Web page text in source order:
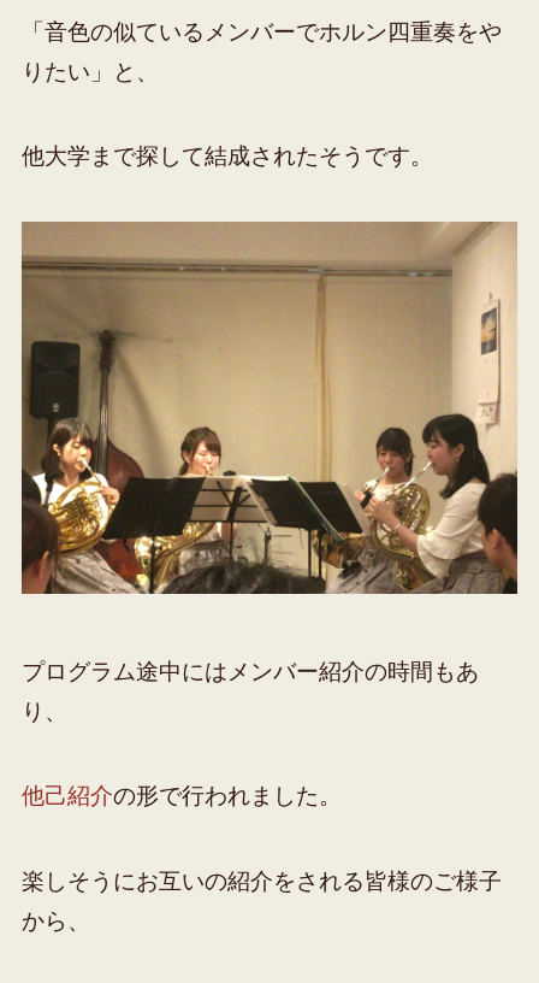
「音色の似ているメンバーでホルン四重奏をや
りたい」と、
他大学まで探して結成されたそうです。
プログラム途中にはメンバー紹介の時間もあ
り、
他己紹介の形で行われました。
楽しそうにお互いの紹介をされる皆様のご様子
から、